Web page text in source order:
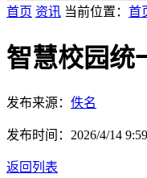
首页 资讯 当前位置： 首
智慧校园统
发布来源： 佚名
发布时间： 2026/4/14
返回列表